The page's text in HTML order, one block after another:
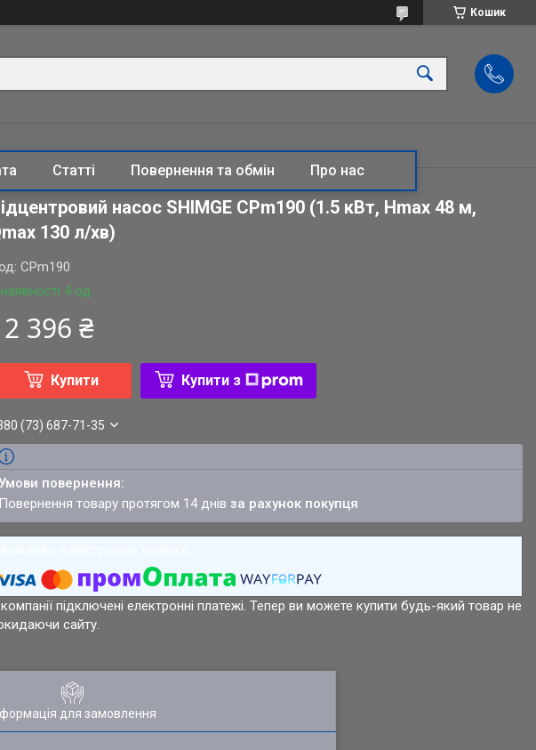
Кошик
Статті Повернення та обмін Про нас
насос SHIMGE CPm190 (1.5 кВт, Нmax 48 м,
130 л/хв)
4 од.
CPm190
396 ₴
Купити Купити з
(73) 687-71-35
повернення товару протягом 14 днівза рахунок покупця
підключені електронні платежі. Тепер ви можете купити будь-який товар не
сайту.
для замовлення